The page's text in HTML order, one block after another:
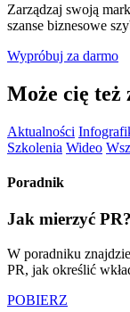
Zarządzaj swoją
szanse biznesowe
Wypróbuj za darmo
Może cię też
Aktualności
Szkolenia Wideo
Poradnik
Jak mierzyć PR?
W poradniku
PR, jak określić
POBIERZ